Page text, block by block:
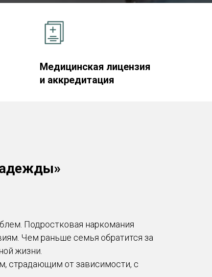
Медицинская лицензия
и аккредитация
Подростковая наркомания
Чем раньше семья обратится за
жизни.
страдающим от зависимости, с